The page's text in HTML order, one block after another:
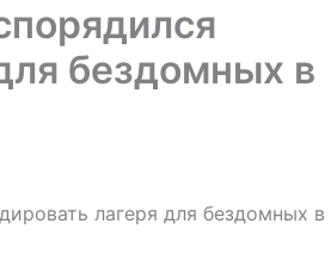
бездомных в